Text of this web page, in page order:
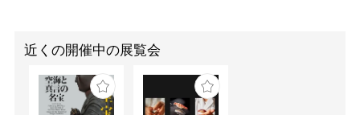
近くの開催中の展覧会